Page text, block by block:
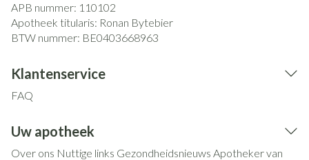
APB nummer: 110102
Apotheek titularis: Ronan Bytebier
BTW nummer: BE0403668963
Klantenservice
FAQ
Uw apotheek
Over ons Nuttige links Gezondheidsnieuws Apotheker van